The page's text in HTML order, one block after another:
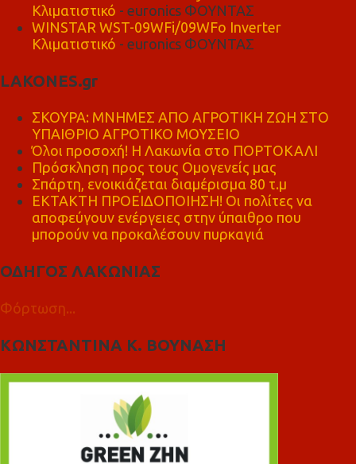
Κλιματιστικό - euronics ΦΟΥΝΤΑΣ
WINSTAR WST-09WFi/09WFo Inverter
Κλιματιστικό - euronics ΦΟΥΝΤΑΣ
LAKONES.gr
ΣΚΟΥΡΑ: ΜΝΗΜΕΣ ΑΠΟ ΑΓΡΟΤΙΚΗ ΖΩΗ ΣΤΟ
ΥΠΑΙΘΡΙΟ ΑΓΡΟΤΙΚΟ ΜΟΥΣΕΙΟ
Όλοι προσοχή! Η Λακωνία στο ΠΟΡΤΟΚΑΛΙ
Πρόσκληση προς τους Ομογενείς μας
Σπάρτη, ενοικιάζεται διαμέρισμα 80 τ.μ
ΕΚΤΑΚΤΗ ΠΡΟΕΙΔΟΠΟΙΗΣΗ! Οι πολίτες να
αποφεύγουν ενέργειες στην ύπαιθρο που
μπορούν να προκαλέσουν πυρκαγιά
ΟΔΗΓΟΣ ΛΑΚΩΝΙΑΣ
Φόρτωση...
ΚΩΝΣΤΑΝΤΙΝΑ Κ. ΒΟΥΝΑΣΗ